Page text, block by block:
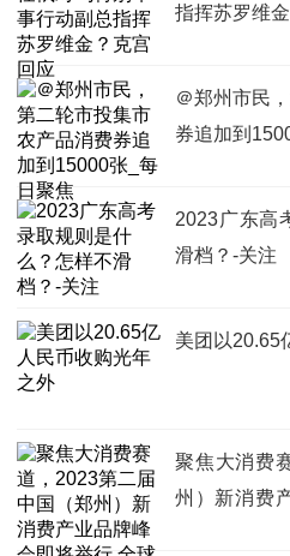
指挥苏罗维
＠郑州市民
券追加到
2023广东高
滑档？-关注
美团以20.65
聚焦大消费
州）新消费